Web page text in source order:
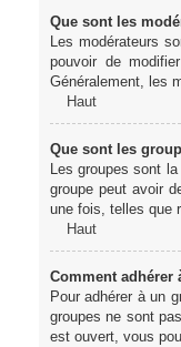
Que sont les
Les modérateurs
pouvoir de
Généralement, les
Haut
Que sont les
Les groupes sont
groupe peut avoir
une fois, telles que
Haut
Comment adhérer
Pour adhérer à un
groupes ne sont
est ouvert, vous